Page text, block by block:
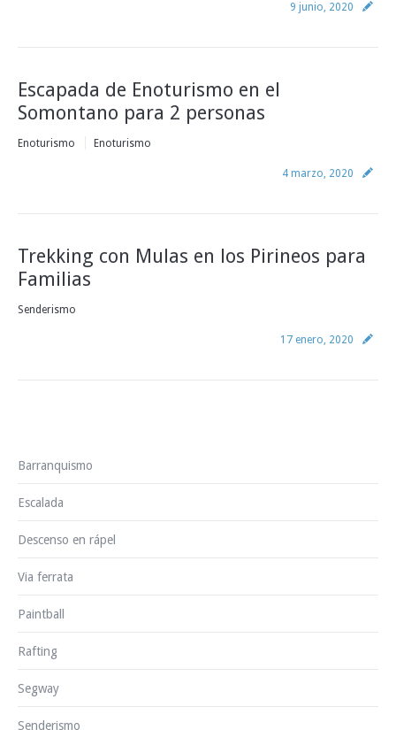
9 junio, 2020
Escapada de Enoturismo en el
Somontano para 2 personas
Enoturismo Enoturismo
4 marzo, 2020
Trekking con Mulas en los Pirineos para
Familias
Senderismo
17 enero, 2020
Barranquismo
Escalada
Descenso en rápel
Via ferrata
Paintball
Rafting
Segway
Senderismo